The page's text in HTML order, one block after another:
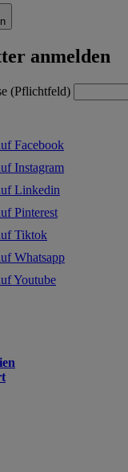
anmelden
(Pflichtfeld)
Facebook
Instagram
Linkedin
Pinterest
Tiktok
Whatsapp
Youtube